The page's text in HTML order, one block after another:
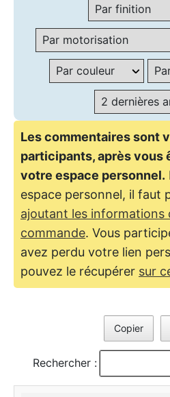
Les commentaires sont
participants, après vous
votre espace personnel.
espace personnel, il faut
ajoutant les informations
commande. Vous
avez perdu votre lien
pouvez le récupérer sur
Copier
Rechercher :